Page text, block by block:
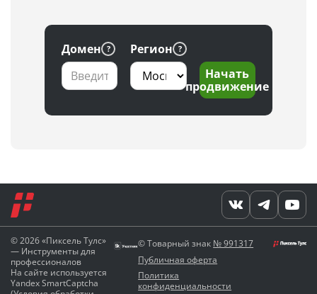
Домен
Регион
Начать
продвижение
© 2026 «Пиксель Тулс»
— Инструменты для
профессионалов
На сайте используется
Yandex SmartCaptcha
© Товарный знак № 991317
Публичная оферта
Политика
конфиденциальности